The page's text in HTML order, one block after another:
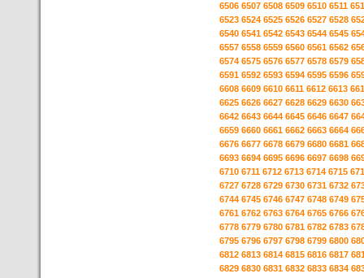
6506 6507 6508 6509 6510 6511
6523 6524 6525 6526 6527 6528
6540 6541 6542 6543 6544 6545
6557 6558 6559 6560 6561 6562
6574 6575 6576 6577 6578 6579
6591 6592 6593 6594 6595 6596
6608 6609 6610 6611 6612 6613
6625 6626 6627 6628 6629 6630
6642 6643 6644 6645 6646 6647
6659 6660 6661 6662 6663 6664
6676 6677 6678 6679 6680 6681
6693 6694 6695 6696 6697 6698
6710 6711 6712 6713 6714 6715
6727 6728 6729 6730 6731 6732
6744 6745 6746 6747 6748 6749
6761 6762 6763 6764 6765 6766
6778 6779 6780 6781 6782 6783
6795 6796 6797 6798 6799 6800
6812 6813 6814 6815 6816 6817
6829 6830 6831 6832 6833 6834